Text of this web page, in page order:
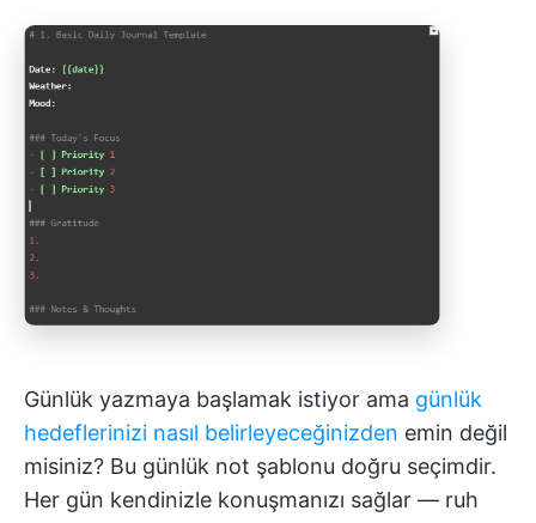
Günlük yazmaya başlamak istiyor ama günlük
hedeflerinizi nasıl belirleyeceğinizden emin değil
misiniz? Bu günlük not şablonu doğru seçimdir.
Her gün kendinizle konuşmanızı sağlar — ruh